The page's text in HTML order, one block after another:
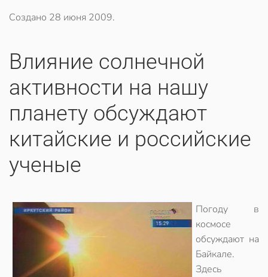
Создано 28 июня 2009.
Влияние солнечной
активности на нашу
планету обсуждают
китайские и российские
ученые
Погоду в
космосе
обсуждают на
Байкале.
Здесь